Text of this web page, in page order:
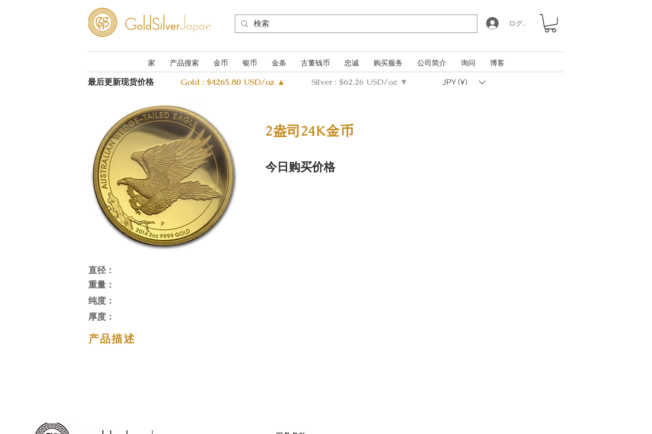
ログイン
家 产品搜索 金币 银币 金条 古董钱币 忠诚 购买服务 公司简介 询问 博客
最后更新现货价格 Gold : $4265.80 USD/oz ▲ Silver : $62.26 USD/oz ▼ JPY (¥)
2盎司24K金币
今日购买价格
直径：
重量：
纯度：
厚度：
产品描述